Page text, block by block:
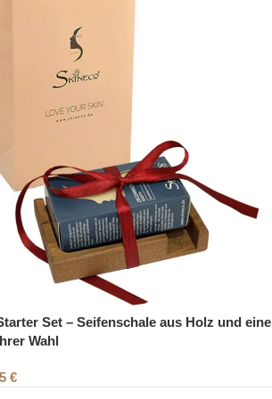
Set – Seifenschale aus Holz und eine
Wahl
€